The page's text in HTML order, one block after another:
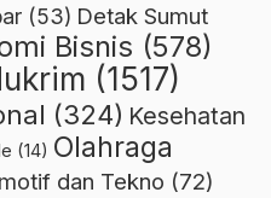
(53) Detak Sumut
Bisnis (578)
(1517)
(324) Kesehatan
(14) Olahraga
dan Tekno (72)